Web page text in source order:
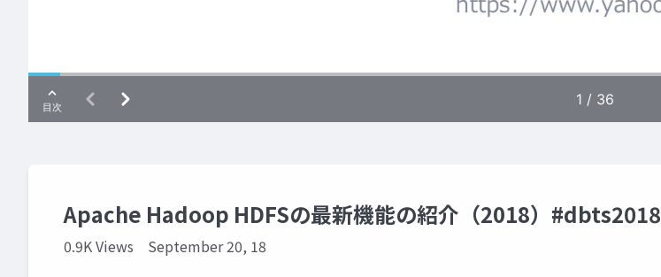
Apache Hadoop HDFSの最新機能の紹介（2018）#dbts2018
0.9K Views September 20, 18